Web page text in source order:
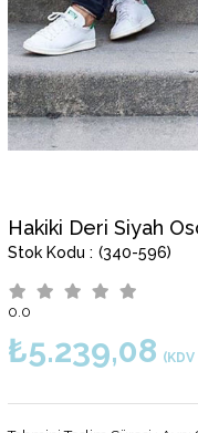
Hakiki Deri Siyah
(340-596)
0.0
₺5.239,08